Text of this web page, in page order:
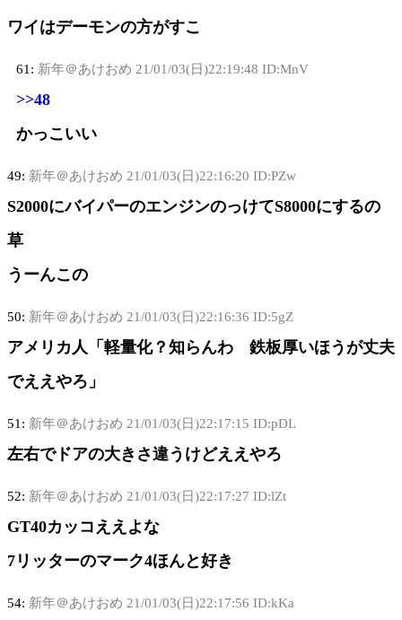
ワイはデーモンの方がすこ
61: 新年＠あけおめ 21/01/03(日)22:19:48 ID:MnV
>>48
かっこいい
49: 新年＠あけおめ 21/01/03(日)22:16:20 ID:PZw
S2000にバイパーのエンジンのっけてS8000にするの
草
うーんこの
50: 新年＠あけおめ 21/01/03(日)22:16:36 ID:5gZ
アメリカ人「軽量化？知らんわ 鉄板厚いほうが丈夫
でええやろ」
51: 新年＠あけおめ 21/01/03(日)22:17:15 ID:pDL
左右でドアの大きさ違うけどええやろ
52: 新年＠あけおめ 21/01/03(日)22:17:27 ID:lZt
GT40カッコええよな
7リッターのマーク4ほんと好き
54: 新年＠あけおめ 21/01/03(日)22:17:56 ID:kKa